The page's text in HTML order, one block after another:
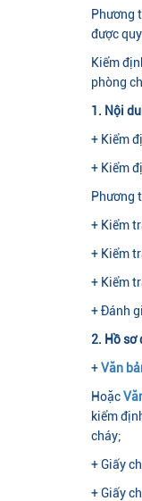
Phương
được
Kiểm
phòng
1. Nội
+ Kiểm
+ Kiểm
Phương
+ Kiểm
+ Kiểm
+ Kiểm
+ Đánh
2. Hồ sơ
+Văn
Hoặc
kiểm
cháy;
+ Giấy
+ Giấy